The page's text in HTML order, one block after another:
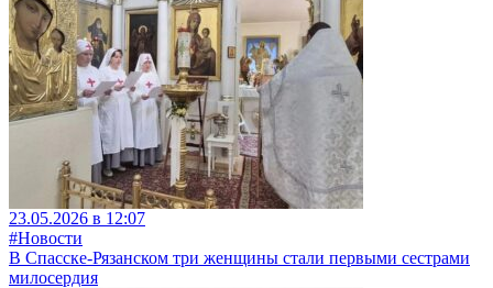
23.05.2026 в 12:07
#Новости
В Спасске-Рязанском три женщины стали первыми сестрами
милосердия